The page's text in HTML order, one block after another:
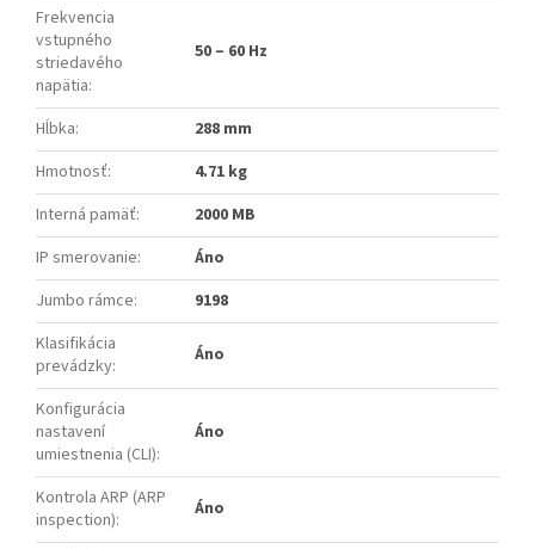
Frekvencia
vstupného
striedavého
napätia:
50 – 60 Hz
Hĺbka:
288 mm
Hmotnosť:
4.71 kg
Interná pamäť:
2000 MB
IP smerovanie:
Áno
Jumbo rámce:
9198
Klasifikácia
prevádzky: Áno
Konfigurácia
nastavení
umiestnenia (CLI):
Áno
Kontrola ARP (ARP
inspection): Áno